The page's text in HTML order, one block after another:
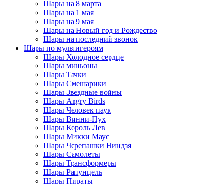
Шары на 8 марта
Шары на 1 мая
Шары на 9 мая
Шары на Новый год и Рождество
Шары на последний звонок
Шары по мультигероям
Шары Холодное сердце
Шары миньоны
Шары Тачки
Шары Смешарики
Шары Звездные войны
Шары Angry Birds
Шары Человек паук
Шары Винни-Пух
Шары Король Лев
Шары Микки Маус
Шары Черепашки Ниндзя
Шары Самолеты
Шары Трансформеры
Шары Рапунцель
Шары Пираты